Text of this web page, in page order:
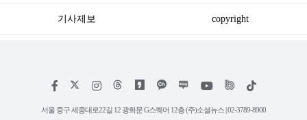
기사제보 copyright
페
스
인
타
위
트
틱
서울 중구 세종대로22길 12 광화문 G스퀘어 12층 (주)소셜뉴스 | 02-3789-8900